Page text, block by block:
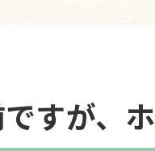
すが、